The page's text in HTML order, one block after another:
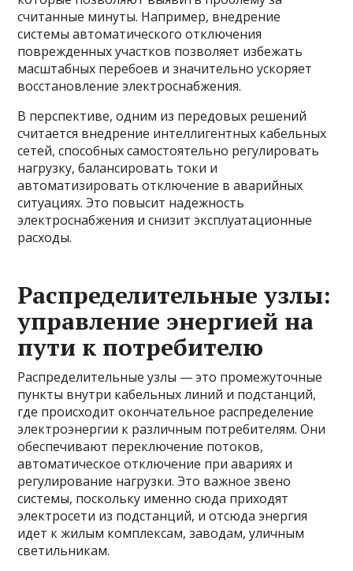
считанные минуты. Например, внедрение
системы автоматического отключения
поврежденных участков позволяет избежать
масштабных перебоев и значительно ускоряет
восстановление электроснабжения.
В перспективе, одним из передовых решений
считается внедрение интеллигентных кабельных
сетей, способных самостоятельно регулировать
нагрузку, балансировать токи и
автоматизировать отключение в аварийных
ситуациях. Это повысит надежность
электроснабжения и снизит эксплуатационные
расходы.
Распределительные узлы:
управление энергией на
пути к потребителю
Распределительные узлы — это промежуточные
пункты внутри кабельных линий и подстанций,
где происходит окончательное распределение
электроэнергии к различным потребителям. Они
обеспечивают переключение потоков,
автоматическое отключение при авариях и
регулирование нагрузки. Это важное звено
системы, поскольку именно сюда приходят
электросети из подстанций, и отсюда энергия
идет к жилым комплексам, заводам, уличным
светильникам.